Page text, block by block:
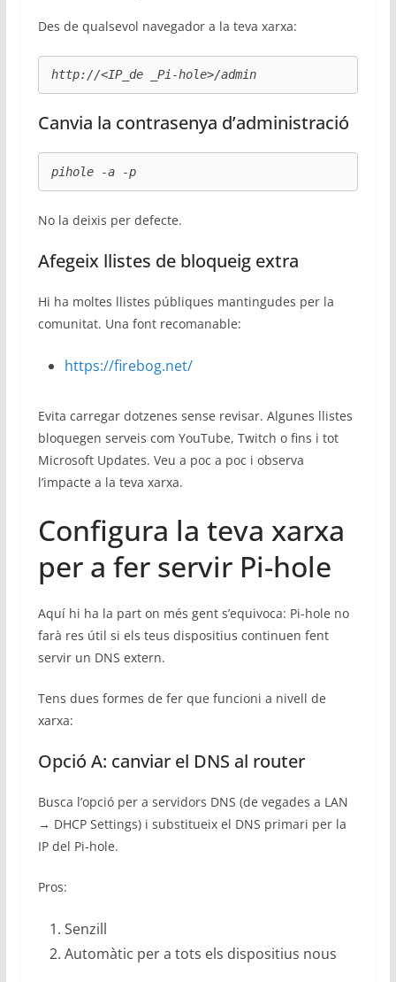
Des de qualsevol navegador a la teva xarxa:
http://<IP_de _Pi-hole>/admin
Canvia la contrasenya d’administració
pihole -a -p
No la deixis per defecte.
Afegeix llistes de bloqueig extra
Hi ha moltes llistes públiques mantingudes per la
comunitat. Una font recomanable:
https://firebog.net/
Evita carregar dotzenes sense revisar. Algunes llistes
bloquegen serveis com YouTube, Twitch o fins i tot
Microsoft Updates. Veu a poc a poc i observa
l’impacte a la teva xarxa.
Configura la teva xarxa
per a fer servir Pi-hole
Aquí hi ha la part on més gent s’equivoca: Pi-hole no
farà res útil si els teus dispositius continuen fent
servir un DNS extern.
Tens dues formes de fer que funcioni a nivell de
xarxa:
Opció A: canviar el DNS al router
Busca l’opció per a servidors DNS (de vegades a LAN
→ DHCP Settings) i substitueix el DNS primari per la
IP del Pi-hole.
Pros:
Senzill
Automàtic per a tots els dispositius nous